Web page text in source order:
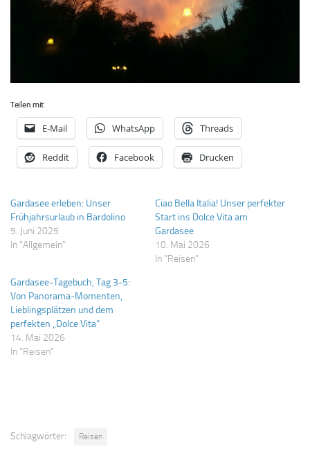
Teilen mit
E-Mail WhatsApp Threads
Reddit Facebook Drucken
Gardasee erleben: Unser
Frühjahrsurlaub in Bardolino
5. Juni 2025
In "Allgemein"
Ciao Bella Italia! Unser perfekter
Start ins Dolce Vita am
Gardasee
10. Mai 2026
In "Reisen"
Gardasee-Tagebuch, Tag 3-5:
Von Panorama-Momenten,
Lieblingsplätzen und dem
perfekten „Dolce Vita“
14. Mai 2026
In "Reisen"
Schlagwörter: Reisen